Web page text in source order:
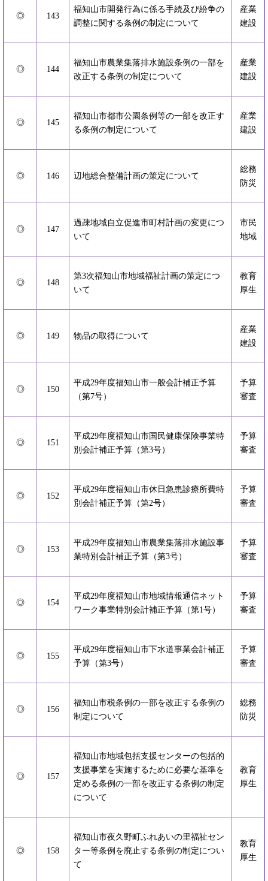
◎ 143
福知山市開発行為に係る手続及び紛争の
調整に関する条例の制定について
産業
建設
◎ 144
福知山市農業集落排水施設条例の一部を
改正する条例の制定について
産業
建設
◎ 145
福知山市都市公園条例等の一部を改正す
る条例の制定について
産業
建設
◎ 146 辺地総合整備計画の策定について
総務
防災
◎ 147
過疎地域自立促進市町村計画の変更につ
いて
市民
地域
◎ 148
第3次福知山市地域福祉計画の策定につ
いて
教育
厚生
◎ 149 物品の取得について
産業
建設
◎ 150
平成29年度福知山市一般会計補正予算
（第7号）
予算
審査
◎ 151
平成29年度福知山市国民健康保険事業特
別会計補正予算（第3号）
予算
審査
◎ 152
平成29年度福知山市休日急患診療所費特
別会計補正予算（第2号）
予算
審査
◎ 153
平成29年度福知山市農業集落排水施設事
業特別会計補正予算（第3号）
予算
審査
◎ 154
平成29年度福知山市地域情報通信ネット
ワーク事業特別会計補正予算（第1号）
予算
審査
◎ 155
平成29年度福知山市下水道事業会計補正
予算（第3号）
予算
審査
◎ 156
福知山市税条例の一部を改正する条例の
制定について
総務
防災
◎ 157
福知山市地域包括支援センターの包括的
支援事業を実施するために必要な基準を
定める条例の一部を改正する条例の制定
について
教育
厚生
◎ 158
福知山市夜久野町ふれあいの里福祉セン
ター等条例を廃止する条例の制定につい
て
教育
厚生